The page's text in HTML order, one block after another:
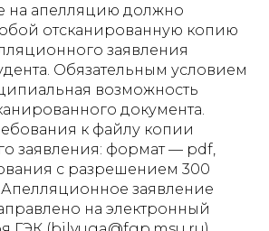
на апелляцию должно
отсканированную копию
заявления
Обязательным условием
возможность
документа.
к файлу копии
заявления: формат — pdf,
с разрешением 300
заявление
на электронный